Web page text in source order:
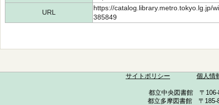
URL
https://catalog.library.metro.tokyo.lg.jp/
385849
サイトポリシー 個人情
都立中央図書館 〒
都立多摩図書館 〒185-